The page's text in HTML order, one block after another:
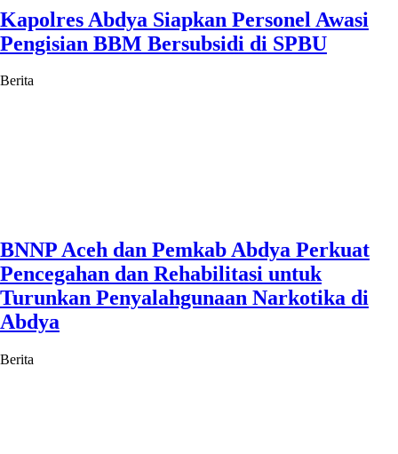
Kapolres Abdya Siapkan Personel Awasi
Pengisian BBM Bersubsidi di SPBU
Berita
BNNP Aceh dan Pemkab Abdya Perkuat
Pencegahan dan Rehabilitasi untuk
Turunkan Penyalahgunaan Narkotika di
Abdya
Berita